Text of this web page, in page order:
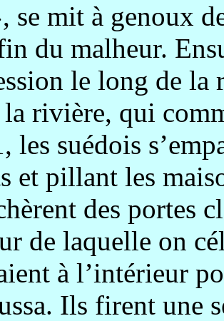
se mit à genoux
du malheur.
le long de
la rivière, qui
les suédois
et pillant les
des portes
de laquelle on
à l’intérieur
Ils firent une